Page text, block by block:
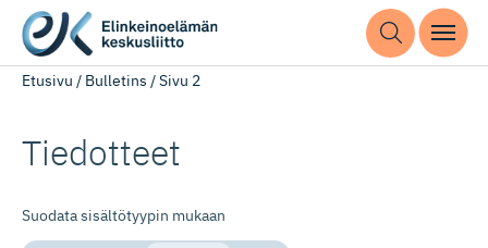
Etusivu / Bulletins /Sivu 2
Tiedotteet
Suodata sisältötyypin mukaan